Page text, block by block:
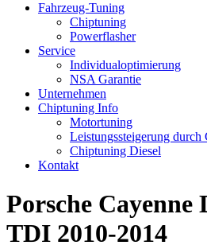
Fahrzeug-Tuning
Chiptuning
Powerflasher
Service
Individualoptimierung
NSA Garantie
Unternehmen
Chiptuning Info
Motortuning
Leistungssteigerung durch
Chiptuning Diesel
Kontakt
Porsche Cayenne
TDI 2010-2014